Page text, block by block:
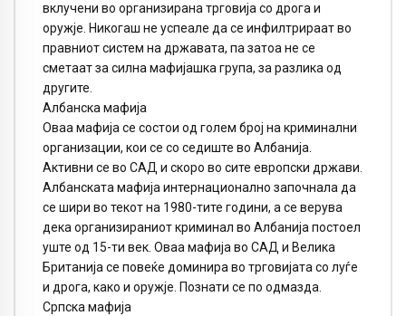
вклучени во организирана трговија со дрога и
оружје. Никогаш не успеале да се инфилтрираат во
правниот систем на државата, па затоа не се
сметаат за силна мафијашка група, за разлика од
другите.
Албанска мафија
Оваа мафија се состои од голем број на криминални
организации, кои се со седиште во Албанија.
Активни се во САД и скоро во сите европски држави.
Албанската мафија интернационално започнала да
се шири во текот на 1980-тите години, а се верува
дека организираниот криминал во Албанија постоел
уште од 15-ти век. Оваа мафија во САД и Велика
Британија се повеќе доминира во трговијата со луѓе
и дрога, како и оружје. Познати се по одмазда.
Српска мафија